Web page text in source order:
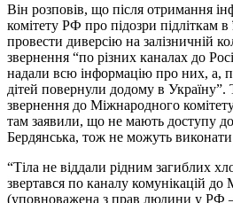
Він розповів, що після отримання
комітету РФ про підозри підліткам в
провести диверсію на залізничній
звернення “по різних каналах до
надали всю інформацію про них, а,
дітей повернули додому в Україну”.
звернення до Міжнародного
там заявили, що не мають доступу
Бердянська, тож не можуть виконати
“Тіла не віддали рідним загиблих
звертався по каналу комунікацій до
(уповноважена з прав людини у РФ –